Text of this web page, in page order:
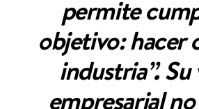
permite
objetivo: hacer
industria”.
empresarial